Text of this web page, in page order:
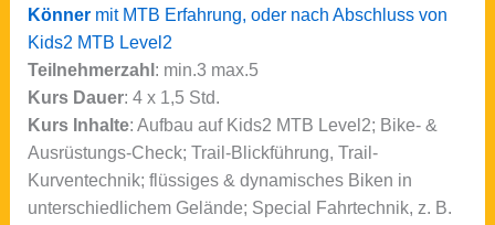
Könner mit MTB Erfahrung, oder nach Abschluss von
Kids2 MTB Level2
Teilnehmerzahl : min.3 max.5
Kurs Dauer: 4 x 1,5 Std.
Kurs Inhalte: Aufbau auf Kids2 MTB Level2; Bike- &
Ausrüstungs-Check; Trail-Blickführung, Trail-
Kurventechnik; flüssiges & dynamisches Biken in
unterschiedlichem Gelände; Special Fahrtechnik, z. B.